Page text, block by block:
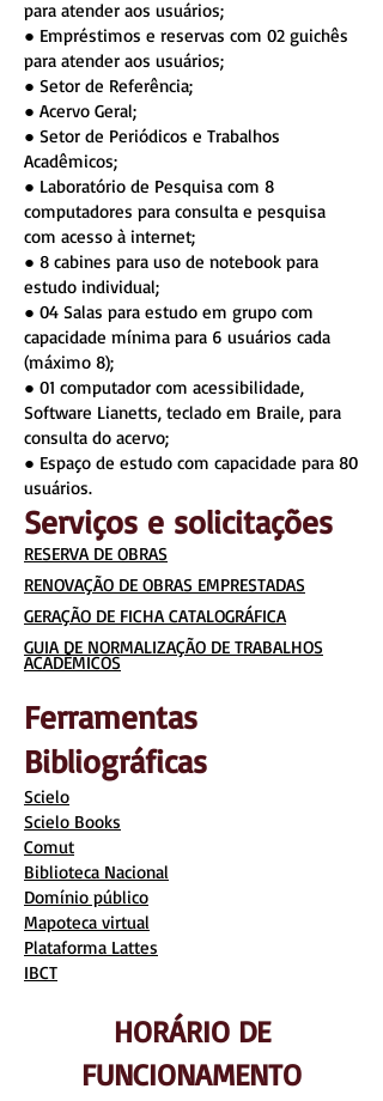
para atender aos usuários;
● Empréstimos e reservas com 02 guichês
para atender aos usuários;
● Setor de Referência;
● Acervo Geral;
● Setor de Periódicos e Trabalhos
Acadêmicos;
● Laboratório de Pesquisa com 8
computadores para consulta e pesquisa
com acesso à internet;
● 8 cabines para uso de notebook para
estudo individual;
● 04 Salas para estudo em grupo com
capacidade mínima para 6 usuários cada
(máximo 8);
● 01 computador com acessibilidade,
Software Lianetts, teclado em Braile, para
consulta do acervo;
● Espaço de estudo com capacidade para 80
usuários.
Serviços e solicitações
RESERVA DE OBRAS
RENOVAÇÃO DE OBRAS EMPRESTADAS
GERAÇÃO DE FICHA CATALOGRÁFICA
GUIA DE NORMALIZAÇÃO DE TRABALHOS
ACADÊMICOS
Ferramentas
Bibliográficas
Scielo
Scielo Books
Comut
Biblioteca Nacional
Domínio público
Mapoteca virtual
Plataforma Lattes
IBCT
HORÁRIO DE
FUNCIONAMENTO